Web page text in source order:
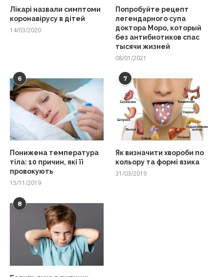
Лікарі назвали симптоми
коронавірусу в дітей
14/03/2020
Попробуйте рецепт
легендарного супа
доктора Моро, который
без антибиотиков спас
тысячи жизней
08/01/2021
6
Понижена температура
тіла: 10 причин, які її
провокують
15/11/2019
7
Як визначити хвороби по
кольору та формі язика
31/03/2019
8